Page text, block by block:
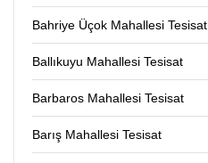
Bahriye Üçok Mahallesi Tesisat
Ballıkuyu Mahallesi Tesisat
Barbaros Mahallesi Tesisat
Barış Mahallesi Tesisat